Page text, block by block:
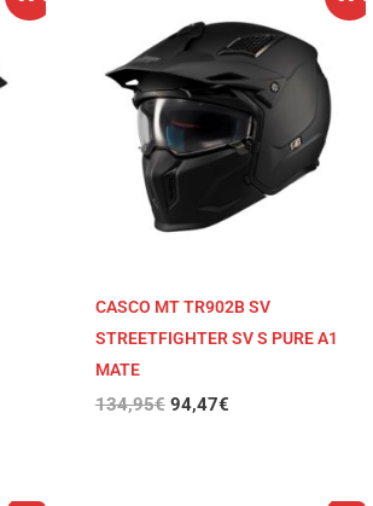
CASCO MT TR902B SV
STREETFIGHTER SV S PURE A1
MATE
134,95€
original
era:
134,95€.
94,47€
actual
es:
94,47€.